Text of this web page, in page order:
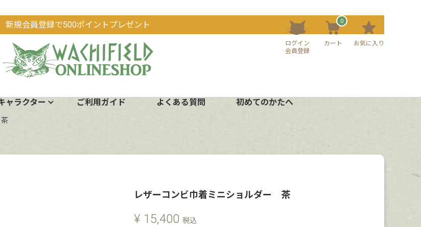
新規会員登録で500ポイントプレゼント
ログイン
会員登録
カート
0
お気に入り
ャラクター ご利用ガイド よくある質問 初めてのかたへ
レザーコンビ巾着ミニショルダー 茶
¥ 15,400 税込